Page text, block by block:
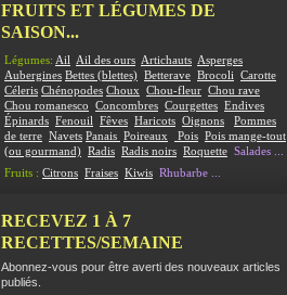
FRUITS ET LÉGUMES DE
SAISON...
Légumes: Ail Ail des ours Artichauts Asperges
Aubergines Bettes (blettes) Betterave Brocoli
Carotte
Céleris Chénopodes Choux Chou-fleur Chou rave
Chou romanesco
Concombres Courgettes Endives
Épinards Fenouil Fêves Haricots Oignons
Pommes
de terre Navets Panais Poireaux Pois Pois mange-tout
(ou gourmand) Radis Radis noirs Roquette Salades
Fruits : Citrons Fraises Kiwis Rhubarbe
RECEVEZ 1 À 7
RECETTES/SEMAINE
Abonnez-vous pour être averti des nouveaux articles
publiés.